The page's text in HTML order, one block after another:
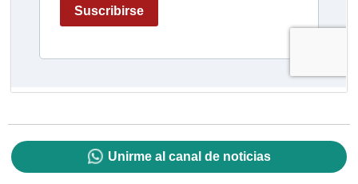
Unirme al canal de noticias